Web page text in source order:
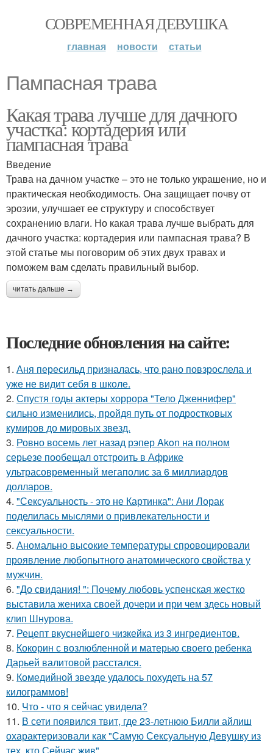
СОВРЕМЕННАЯ ДЕВУШКА
главная новости статьи
Пампасная трава
Какая трава лучше для дачного
участка: кортадерия или
пампасная трава
Введение
Трава на дачном участке – это не только украшение, но и
практическая необходимость. Она защищает почву от
эрозии, улучшает ее структуру и способствует
сохранению влаги. Но какая трава лучше выбрать для
дачного участка: кортадерия или пампасная трава? В
этой статье мы поговорим об этих двух травах и
поможем вам сделать правильный выбор.
читать дальше →
Последние обновления на сайте:
1. Аня пересильд призналась, что рано повзрослела и
уже не видит себя в школе.
2. Спустя годы актеры хоррора "Тело Дженнифер"
сильно изменились, пройдя путь от подростковых
кумиров до мировых звезд.
3. Ровно восемь лет назад рэпер Akon на полном
серьезе пообещал отстроить в Африке
ультрасовременный мегаполис за 6 миллиардов
долларов.
4. "Сексуальность - это не Картинка": Ани Лорак
поделилась мыслями о привлекательности и
сексуальности.
5. Аномально высокие температуры спровоцировали
проявление любопытного анатомического свойства у
мужчин.
6. "До свидания! ": Почему любовь успенская жестко
выставила жениха своей дочери и при чем здесь новый
клип Шнурова.
7. Рецепт вкуснейшего чизкейка из 3 ингредиентов.
8. Кокорин с возлюбленной и матерью своего ребенка
Дарьей валитовой расстался.
9. Комедийной звезде удалось похудеть на 57
килограммов!
10. Что - что я сейчас увидела?
11. В сети появился твит, где 23-летнюю Билли айлиш
охарактеризовали как "Самую Сексуальную Девушку из